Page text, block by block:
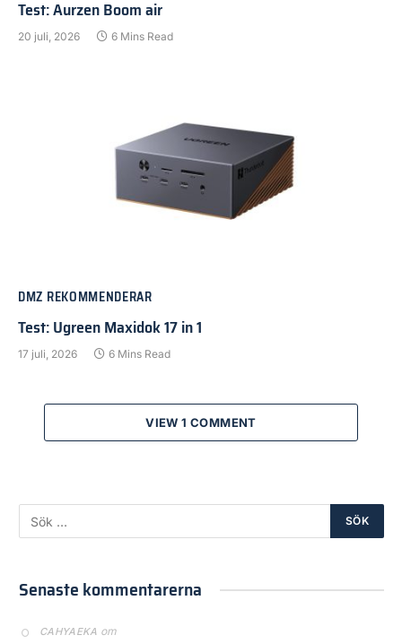
Test: Aurzen Boom air
20 juli, 2026 6 Mins Read
DMZ REKOMMENDERAR
Test: Ugreen Maxidok 17 in 1
17 juli, 2026 6 Mins Read
VIEW 1 COMMENT
Senaste kommentarerna
CAHYAEKA om